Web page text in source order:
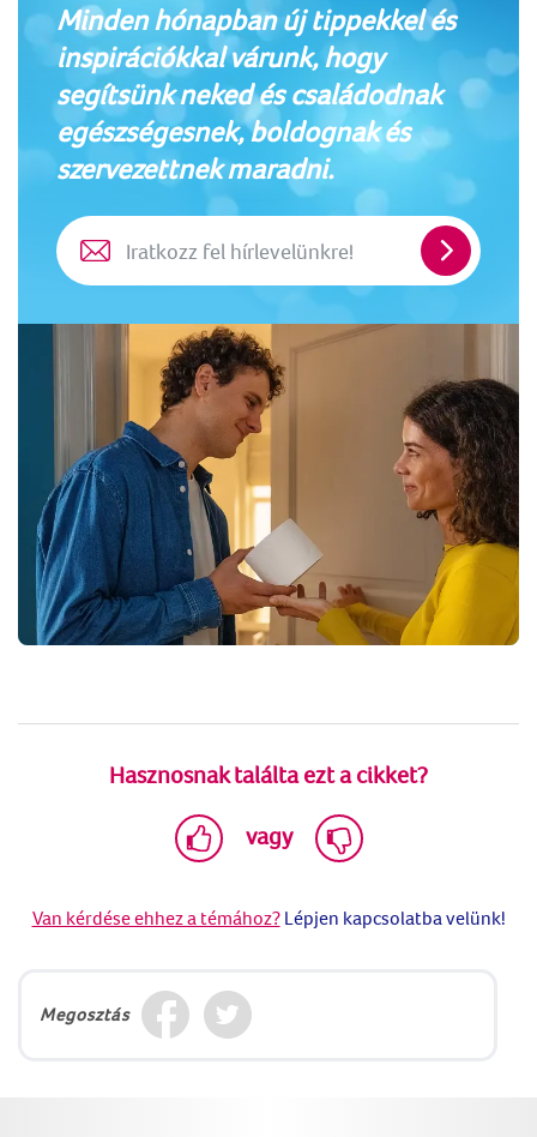
Minden hónapban új tippekkel és
inspirációkkal várunk, hogy
segítsünk neked és családodnak
egészségesnek, boldognak és
szervezettnek maradni.
Iratkozz
fel
Hasznosnak találta ezt a cikket?
vagy
Van kérdése ehhez a témához?Lépjen kapcsolatba velünk!
Megosztás